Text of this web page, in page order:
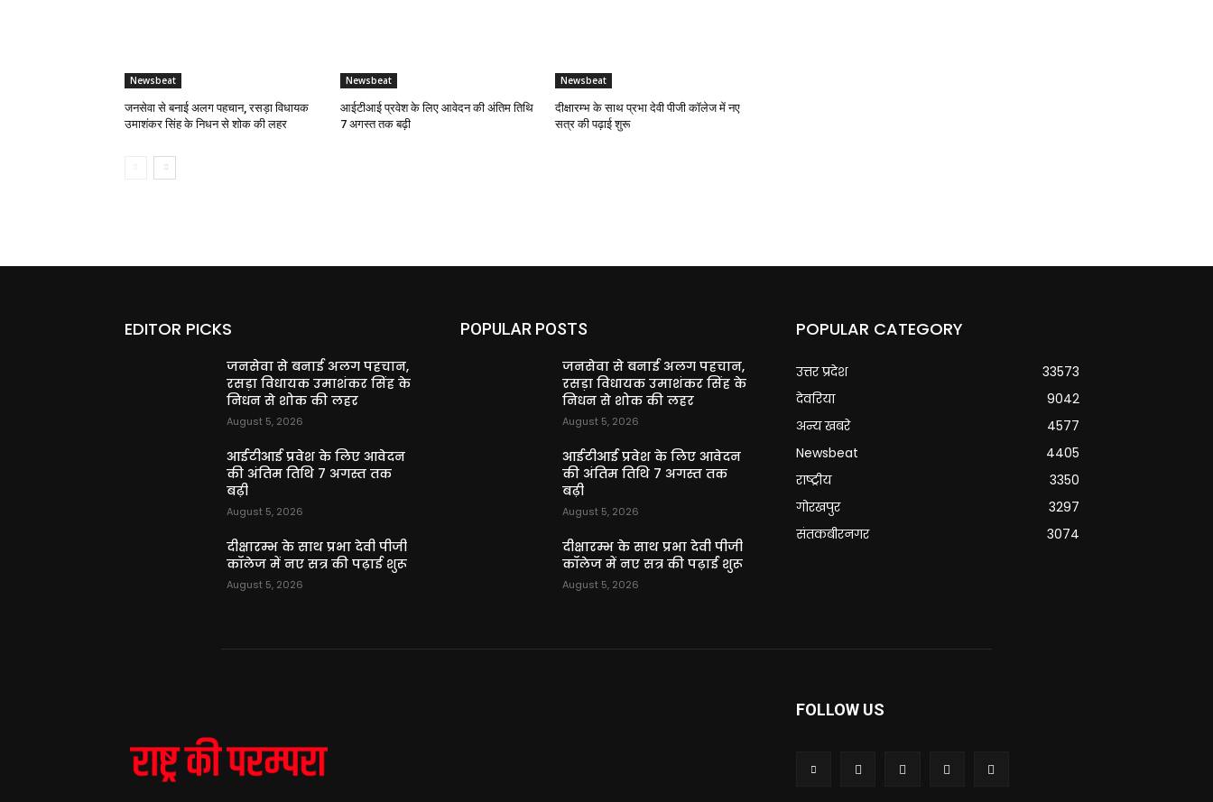
Newsbeat
जनसेवा से बनाई अलग पहचान, रसड़ा विधायक
उमाशंकर सिंह के निधन से शोक की लहर
Newsbeat
आईटीआई प्रवेश के लिए आवेदन की अंतिम तिथि
7 अगस्त तक बढ़ी
Newsbeat
दीक्षारम्भ के साथ प्रभा देवी पीजी कॉलेज में नए
सत्र की पढ़ाई शुरू
EDITOR PICKS
जनसेवा से बनाई अलग पहचान,
रसड़ा विधायक उमाशंकर सिंह के
निधन से शोक की लहर
August 5, 2026
आईटीआई प्रवेश के लिए आवेदन
की अंतिम तिथि 7 अगस्त तक
बढ़ी
August 5, 2026
दीक्षारम्भ के साथ प्रभा देवी पीजी
कॉलेज में नए सत्र की पढ़ाई शुरू
August 5, 2026
POPULAR POSTS
जनसेवा से बनाई अलग पहचान,
रसड़ा विधायक उमाशंकर सिंह के
निधन से शोक की लहर
August 5, 2026
आईटीआई प्रवेश के लिए आवेदन
की अंतिम तिथि 7 अगस्त तक
बढ़ी
August 5, 2026
दीक्षारम्भ के साथ प्रभा देवी पीजी
कॉलेज में नए सत्र की पढ़ाई शुरू
August 5, 2026
POPULAR CATEGORY
उत्तर प्रदेश
33573
देवरिया
9042
अन्य खबरे
4577
Newsbeat
4405
राष्ट्रीय
3350
गोरखपुर
3297
संतकबीरनगर
3074
FOLLOW US